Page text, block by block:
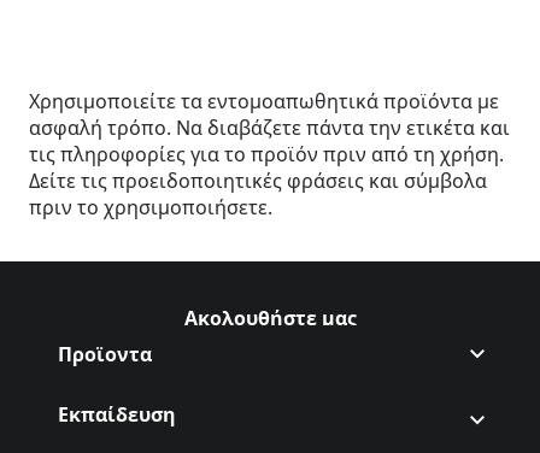
Χρησιμοποιείτε τα εντομοαπωθητικά προϊόντα με
ασφαλή τρόπο. Να διαβάζετε πάντα την ετικέτα και
τις πληροφορίες για το προϊόν πριν από τη χρήση.
Δείτε τις προειδοποιητικές φράσεις και σύμβολα
πριν το χρησιμοποιήσετε.
Ακολουθήστε μας
Ακολουθήστε AutanDefense
(Opens in a new tab)
Ακολουθήστε AutanDefense
(Opens in a new tab)
Προϊοντα
Εκπαίδευση